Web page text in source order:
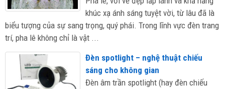
khúc xạ ánh sáng tuyệt vời, từ lâu đã là
biểu tượng của sự sang trọng, quý phái. Trong lĩnh vực đèn trang
trí, pha lê không chỉ là vật ...
Đèn spotlight – nghệ thuật chiếu
sáng cho không gian
Đèn âm trần spotlight (hay đèn chiếu